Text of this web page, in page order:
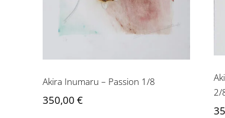
Akira Inumaru – Passion 1/8
350,00 €
2/